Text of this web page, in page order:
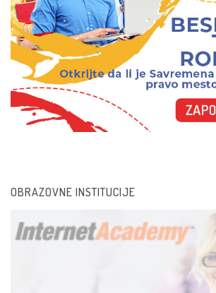
OBRAZOVNE INSTITUCIJE